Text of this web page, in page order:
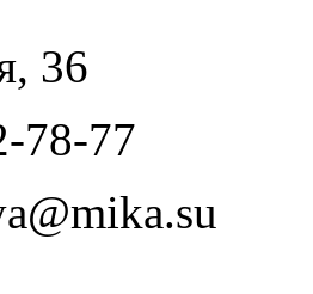
36
78-77